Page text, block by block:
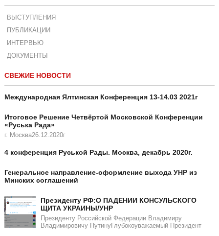
ВЫСТУПЛЕНИЯ
ПУБЛИКАЦИИ
ИНТЕРВЬЮ
ДОКУМЕНТЫ
СВЕЖИЕ НОВОСТИ
Международная Ялтинская Конференция 13-14.03 2021г
Итоговое Решение Четвёртой Московской Конференции
«Руська Рада»
г. Москва26.12.2020г
4 конференция Руськой Рады. Москва, декабрь 2020г.
Генеральное направление-оформление выхода УНР из
Минских соглашений
Президенту РФ:О ПАДЕНИИ КОНСУЛЬСКОГО
ЩИТА УКРАИНЫ/УНР​​
Президенту Российской Федерации Владимиру
Владимировичу ПутинуГлубокоуважаемый Президент